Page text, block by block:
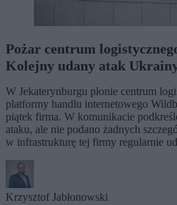
Pożar centrum
Kolejny udany atak
W Jekaterynburgu płonie centrum
platformy handlu internetowego
piątek firma. W komunikacie
ataku, ale nie podano żadnych
w infrastrukturę tej firmy regularnie
Krzysztof Jabłonowski